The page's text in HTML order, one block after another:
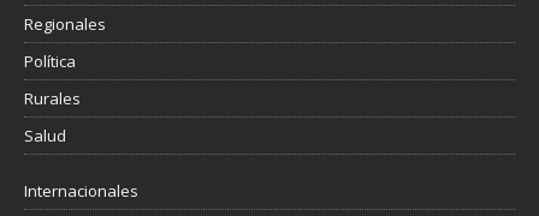
Regionales
Política
Rurales
Salud
Internacionales